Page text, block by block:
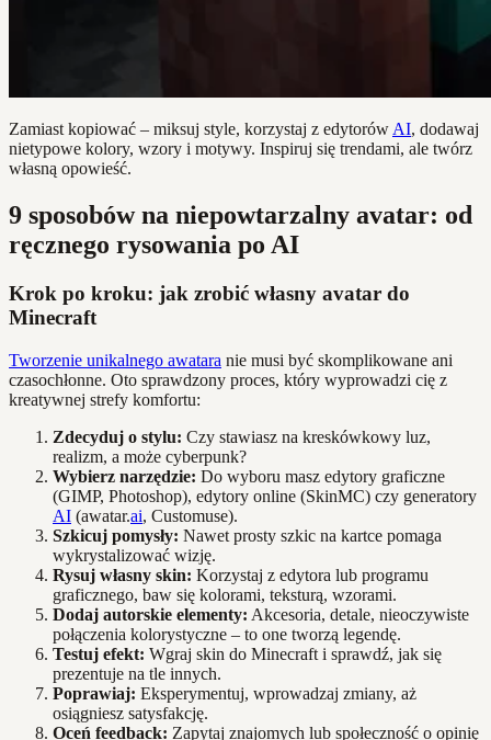
Zamiast kopiować – miksuj style, korzystaj z edytorów AI, dodawaj
nietypowe kolory, wzory i motywy. Inspiruj się trendami, ale twórz
własną opowieść.
9 sposobów na niepowtarzalny avatar: od
ręcznego rysowania po AI
Krok po kroku: jak zrobić własny avatar do
Minecraft
Tworzenie unikalnego awatara nie musi być skomplikowane ani
czasochłonne. Oto sprawdzony proces, który wyprowadzi cię z
kreatywnej strefy komfortu:
Zdecyduj o stylu: Czy stawiasz na kreskówkowy luz,
realizm, a może cyberpunk?
Wybierz narzędzie: Do wyboru masz edytory graficzne
(GIMP, Photoshop), edytory online (SkinMC) czy generatory
AI (awatar.ai, Customuse).
Szkicuj pomysły: Nawet prosty szkic na kartce pomaga
wykrystalizować wizję.
Rysuj własny skin: Korzystaj z edytora lub programu
graficznego, baw się kolorami, teksturą, wzorami.
Dodaj autorskie elementy: Akcesoria, detale, nieoczywiste
połączenia kolorystyczne – to one tworzą legendę.
Testuj efekt: Wgraj skin do Minecraft i sprawdź, jak się
prezentuje na tle innych.
Poprawiaj: Eksperymentuj, wprowadzaj zmiany, aż
osiągniesz satysfakcję.
Oceń feedback: Zapytaj znajomych lub społeczność o opinię